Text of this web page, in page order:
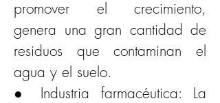
promover el crecimiento,
genera una gran cantidad de
residuos que contaminan el
agua y el suelo.
● Industria farmacéutica: La